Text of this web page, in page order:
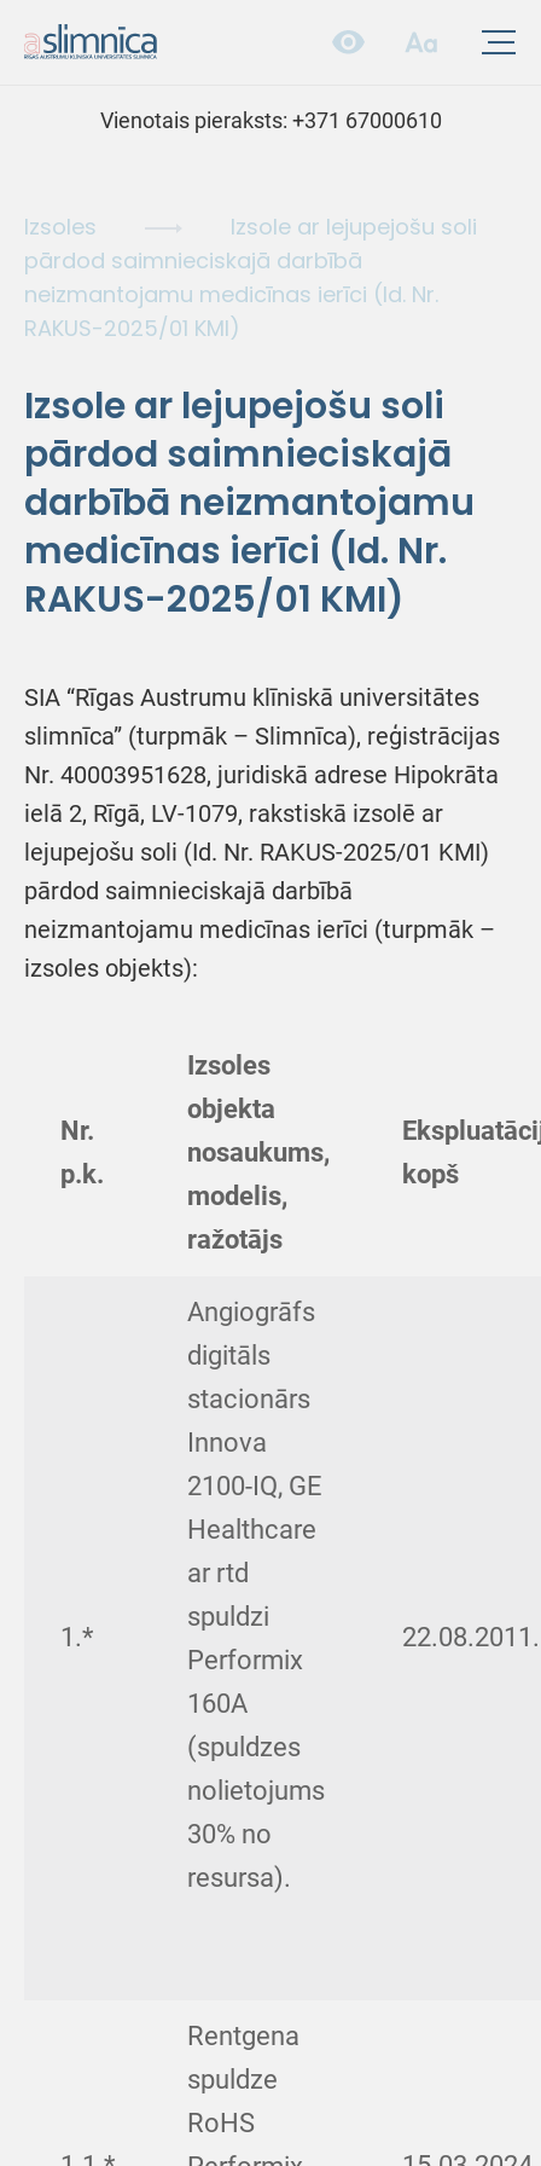
Vienotais pieraksts: +371 67000610
Izsoles
Izsole ar lejupejošu soli
pārdod saimnieciskajā darbībā
neizmantojamu medicīnas ierīci (Id. Nr.
RAKUS-2025/01 KMI)
Izsole ar lejupejošu soli
pārdod saimnieciskajā
darbībā neizmantojamu
medicīnas ierīci (Id. Nr.
RAKUS-2025/01 KMI)
SIA “Rīgas Austrumu klīniskā universitātes
slimnīca” (turpmāk – Slimnīca), reģistrācijas
Nr. 40003951628, juridiskā adrese Hipokrāta
ielā 2, Rīgā, LV-1079, rakstiskā izsolē ar
lejupejošu soli (Id. Nr. RAKUS-2025/01 KMI)
pārdod saimnieciskajā darbībā
neizmantojamu medicīnas ierīci (turpmāk –
izsoles objekts):
Nr.
p.k.
Izsoles
objekta
nosaukums,
modelis,
ražotājs
kopš
1.*
Angiogrāfs
digitāls
stacionārs
Innova
2100-IQ, GE
Healthcare
ar rtd
spuldzi
Performix
160A
(spuldzes
nolietojums
30% no
resursa).
22.08.2011.
Rentgena
spuldze
RoHS